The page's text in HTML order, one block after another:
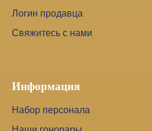
Логин продавца
Свяжитесь с нами
Информация
Набор персонала